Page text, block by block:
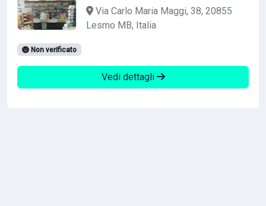
Via Carlo Maria Maggi, 38, 20855
Lesmo MB, Italia
Non verificato
Vedi dettagli